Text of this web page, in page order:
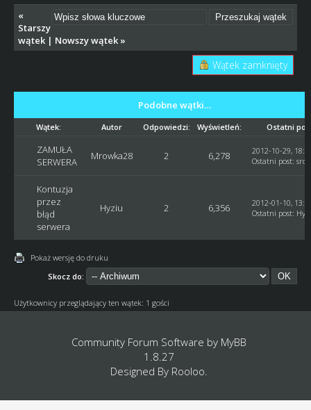
«
Starszy
wątek| Nowszy wątek»
Wątek zamknięty
Podobne wątki…
Wątek: Autor Odpowiedzi: Wyświetleń: Ostatni
ZAMUŁA
SERWERA
Mrowka28 2 6,278
2012-10-29,
Ostatni post:
Kontuzja
przez
błąd
serwera
Hyziu 2 6,356
2012-01-10,
Ostatni post:
Pokaż wersję do druku
Skocz do:
Użytkownicy przeglądający ten wątek: 1 gości
Community Forum Software by MyBB
1.8.27
Designed By Rooloo.